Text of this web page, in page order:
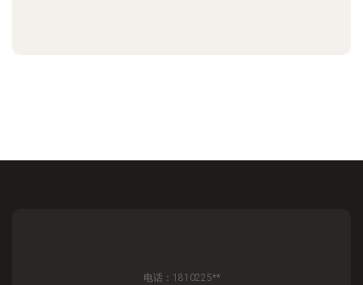
电话：1810225**